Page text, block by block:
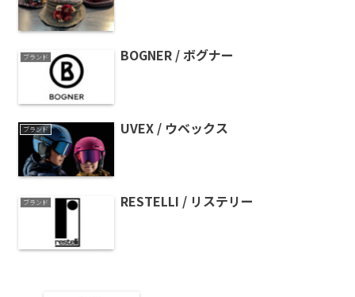
ブランド BOGNER / ボグナー
ブランド UVEX / ウベックス
ブランド RESTELLI / リステリー